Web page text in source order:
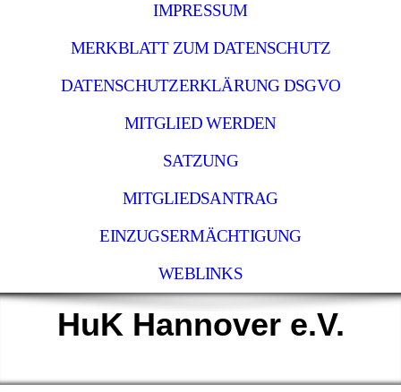
IMPRESSUM
MERKBLATT ZUM DATENSCHUTZ
DATENSCHUTZERKLÄRUNG DSGVO
MITGLIED WERDEN
SATZUNG
MITGLIEDSANTRAG
EINZUGSERMÄCHTIGUNG
WEBLINKS
HuK Hannover e.V.